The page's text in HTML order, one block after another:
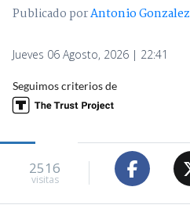
Publicado porAntonio Gonzalez
Jueves 06 Agosto, 2026 | 22:41
Seguimos criterios de
2516
visitas